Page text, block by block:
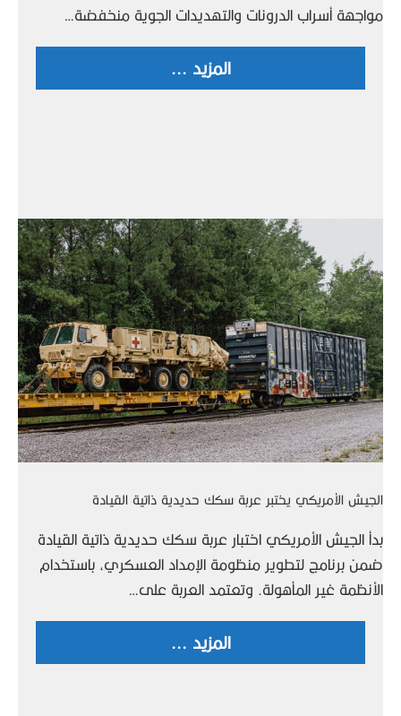
مواجهة أسراب الدرونات والتهديدات الجوية منخفضة…
المزيد ...
الجيش الأمريكي يختبر عربة سكك حديدية ذاتية القيادة
بدأ الجيش الأمريكي اختبار عربة سكك حديدية ذاتية القيادة
ضمن برنامج لتطوير منظومة الإمداد العسكري، باستخدام
الأنظمة غير المأهولة. وتعتمد العربة على…
المزيد ...